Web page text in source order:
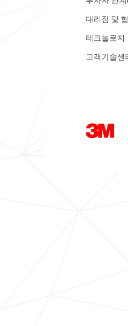
대리점 및
테크놀로지
고객기술센